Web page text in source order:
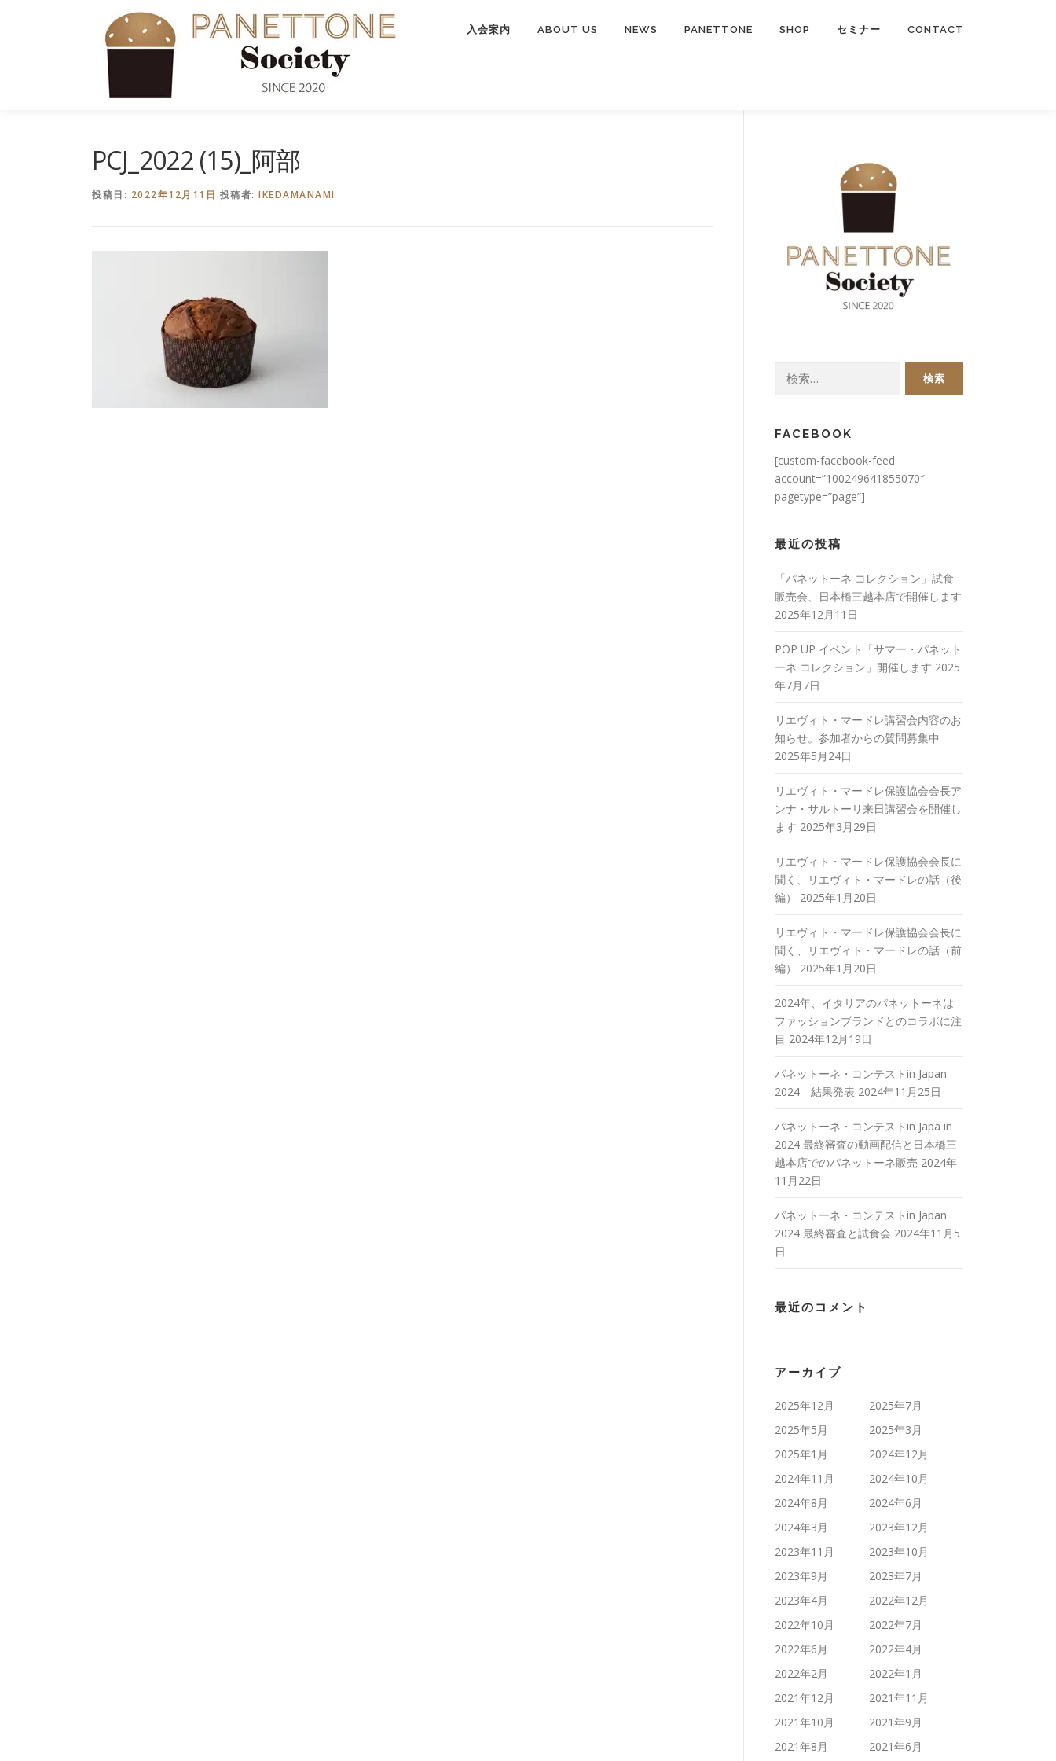
入会案内 ABOUT US NEWS PANETTONE SHOP セミナー CONTACT
PCJ_2022 (15)_阿部
投稿日: 2022年12月11日 投稿者: IKEDAMANAMI
FACEBOOK
[custom-facebook-feed
account=”100249641855070″
pagetype=”page”]
最近の投稿
「パネットーネ コレクション」試食
販売会、日本橋三越本店で開催します
2025年12月11日
POP UP イベント「サマー・パネット
ーネ コレクション」開催します 2025
年7月7日
リエヴィト・マードレ講習会内容のお
知らせ。参加者からの質問募集中
2025年5月24日
リエヴィト・マードレ保護協会会長ア
ンナ・サルトーリ来日講習会を開催し
ます 2025年3月29日
リエヴィト・マードレ保護協会会長に
聞く、リエヴィト・マードレの話（後
編）
2025年1月20日
リエヴィト・マードレ保護協会会長に
聞く、リエヴィト・マードレの話（前
編）
2025年1月20日
2024年、イタリアのパネットーネは
ファッションブランドとのコラボに注
目 2024年12月19日
パネットーネ・コンテストin Japan
2024 結果発表 2024年11月25日
パネットーネ・コンテストin Japa in
2024 最終審査の動画配信と日本橋三
越本店でのパネットーネ販売 2024年
11月22日
パネットーネ・コンテストin Japan
2024 最終審査と試食会 2024年11月5
日
最近のコメント
アーカイブ
2025年12月
2025年7月
2025年5月
2025年3月
2025年1月
2024年12月
2024年11月
2024年10月
2024年8月
2024年6月
2024年3月
2023年12月
2023年11月
2023年10月
2023年9月
2023年7月
2023年4月
2022年12月
2022年10月
2022年7月
2022年6月
2022年4月
2022年2月
2022年1月
2021年12月
2021年11月
2021年10月
2021年9月
2021年8月
2021年6月